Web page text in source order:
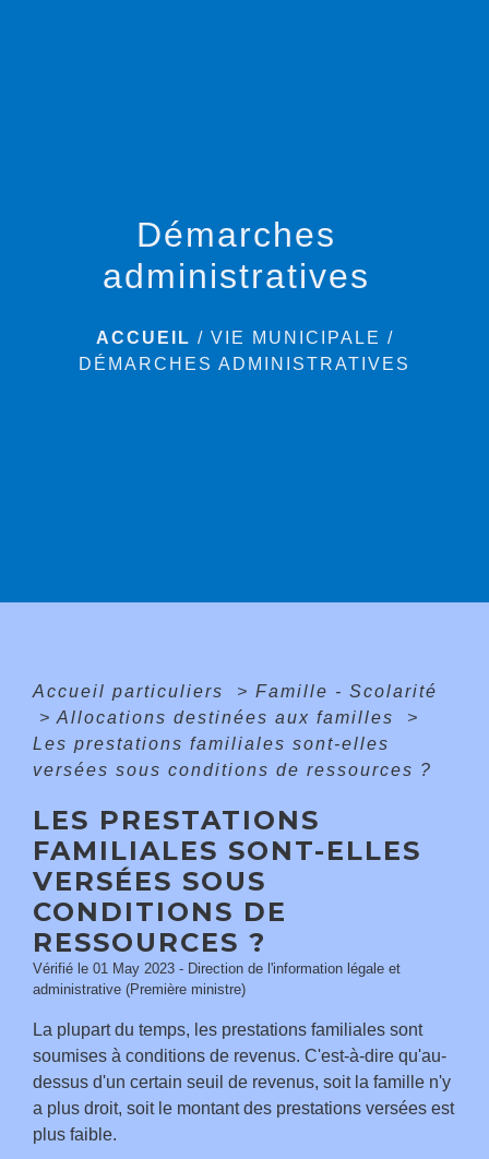
Démarches
administratives
ACCUEIL / VIE MUNICIPALE /
DÉMARCHES ADMINISTRATIVES
Accueil particuliers > Famille - Scolarité
> Allocations destinées aux familles
>
Les prestations familiales sont-elles
versées sous conditions de ressources ?
LES PRESTATIONS
FAMILIALES SONT-ELLES
VERSÉES SOUS
CONDITIONS DE
RESSOURCES ?
Vérifié le 01 May 2023 - Direction de l'information légale et
administrative (Première ministre)
La plupart du temps, les prestations familiales sont
soumises à conditions de revenus. C'est-à-dire qu'au-
dessus d'un certain seuil de revenus, soit la famille n'y
a plus droit, soit le montant des prestations versées est
plus faible.